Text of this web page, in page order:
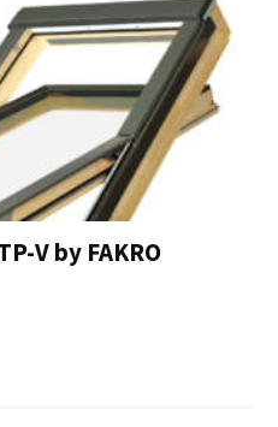
V by FAKRO